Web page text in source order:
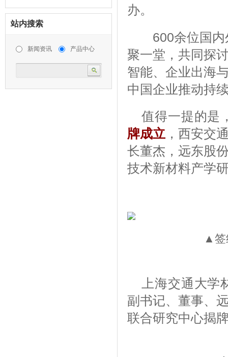
站内搜索
新闻资讯 产品中心
办。
600余位国内
聚一堂，共同探
智能、企业出海
中国企业推动持
值得一提的是
牌成立 ，西安交
长董杰，远东股
技术新材料产学
▲签
上海交通大
副书记、董事、
联合研究中心揭